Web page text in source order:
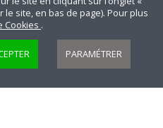
le site, en bas de page). Pour plus
Cookies .
PARAMÉTRER